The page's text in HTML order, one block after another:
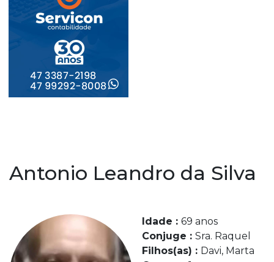
Antonio Leandro da Silva
Idade : 69 anos
Conjuge : Sra. Raquel
Filhos(as) : Davi, Marta